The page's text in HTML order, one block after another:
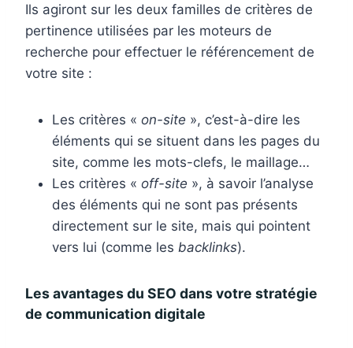
Ils agiront sur les deux familles de critères de
pertinence utilisées par les moteurs de
recherche pour effectuer le référencement de
votre site :
Les critères « on-site », c’est-à-dire les
éléments qui se situent dans les pages du
site, comme les mots-clefs, le maillage…
Les critères « off-site », à savoir l’analyse
des éléments qui ne sont pas présents
directement sur le site, mais qui pointent
vers lui (comme les backlinks).
Les avantages du SEO dans votre stratégie
de communication digitale